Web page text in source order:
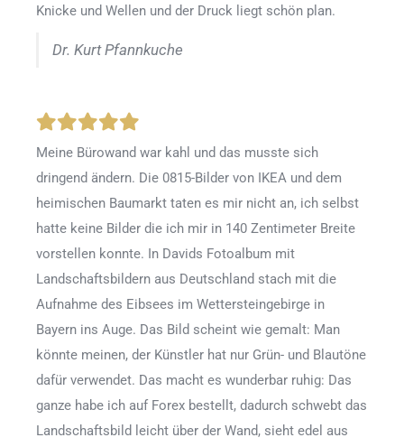
Knicke und Wellen und der Druck liegt schön plan.
Dr. Kurt Pfannkuche
Meine Bürowand war kahl und das musste sich
dringend ändern. Die 0815-Bilder von IKEA und dem
heimischen Baumarkt taten es mir nicht an, ich selbst
hatte keine Bilder die ich mir in 140 Zentimeter Breite
vorstellen konnte. In Davids Fotoalbum mit
Landschaftsbildern aus Deutschland stach mit die
Aufnahme des Eibsees im Wettersteingebirge in
Bayern ins Auge. Das Bild scheint wie gemalt: Man
könnte meinen, der Künstler hat nur Grün- und Blautöne
dafür verwendet. Das macht es wunderbar ruhig: Das
ganze habe ich auf Forex bestellt, dadurch schwebt das
Landschaftsbild leicht über der Wand, sieht edel aus